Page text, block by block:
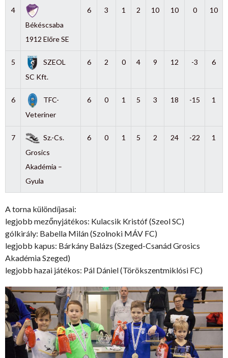
4
Békéscsaba
1912 Előre SE
6 3 1 2 10 10 0 10
5
SZEOL
SC Kft.
6 2 0 4 9 12 -3 6
6
TFC-
Veteriner
6 0 1 5 3 18 -15 1
7
Sz.-Cs.
Grosics
Akadémia –
Gyula
6 0 1 5 2 24 -22 1
A torna különdíjasai:
legjobb mezőnyjátékos: Kulacsik Kristóf (Szeol SC)
gólkirály: Babella Milán (Szolnoki MÁV FC)
legjobb kapus: Bárkány Balázs (Szeged-Csanád Grosics
Akadémia Szeged)
legjobb hazai játékos: Pál Dániel (Törökszentmiklósi FC)